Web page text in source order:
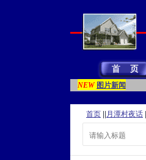
NEW 图片新闻
首页 ||月潭村夜话